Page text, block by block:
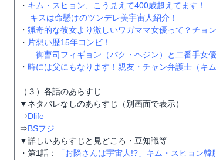
・ キム・スヒョン、こう見えて400歳超えてます！
キスは命懸けのツンデレ美宇宙人紹介！
・ 猟奇的な彼女より激しいワガママ女優って？チョ
・ 片想い歴15年コンビ！
御曹司フィギョン（パク・ヘジン）と二番手女優
・ 時には父にもなります！親友・チャン弁護士（キ
（３）各話のあらすじ
▼ネタバレなしのあらすじ（別画面で表示）
⇒Dlife
⇒BSフジ
▼詳しいあらすじと見どころ・豆知識等
・第1話：
「お隣さんは宇宙人!?」キム・スヒョン韓